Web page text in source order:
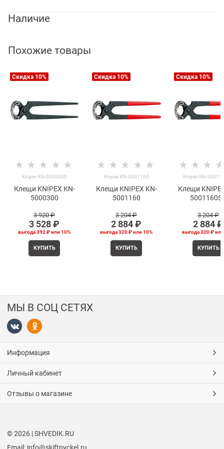
Наличие
Похожие товары
Скидка 10%
Knipex KN-5000300
Клещи KNIPEX KN-
5000300
3 920 ₽
3 528 ₽
выгода392 ₽или10%
КУПИТЬ
Скидка 10%
Knipex KN-5001160
Клещи KNIPEX KN-
5001160
3 204 ₽
2 884 ₽
выгода320 ₽или10%
КУПИТЬ
Скидка 10%
Knipex KN-
Клещи
3 204 ₽
2 884 ₽
выгода320 ₽
КУПИТЬ
МЫ В СОЦ СЕТЯХ
Информация
Личный кабинет
Отзывы о магазине
© 2026 | SHVEDIK.RU